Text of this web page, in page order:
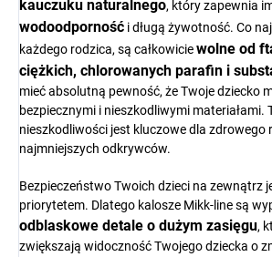
kauczuku naturalnego, który zapewnia
wodoodporność i długą żywotność. Co
każdego rodzica, są całkowiciewolne od
ciężkich, chlorowanych parafin i
mieć absolutną pewność, że Twoje dziecko
bezpiecznymi i nieszkodliwymi materiałami.
nieszkodliwości jest kluczowe dla zdrowego
najmniejszych odkrywców.
Bezpieczeństwo Twoich dzieci na zewnątrz
priorytetem. Dlatego kalosze Mikk-line są
odblaskowe detale o dużym zasięgu,
zwiększają widoczność Twojego dziecka o